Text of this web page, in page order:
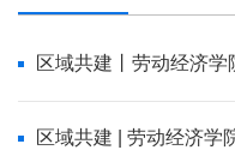
区域共建丨劳动经济学
区域共建 | 劳动经济学